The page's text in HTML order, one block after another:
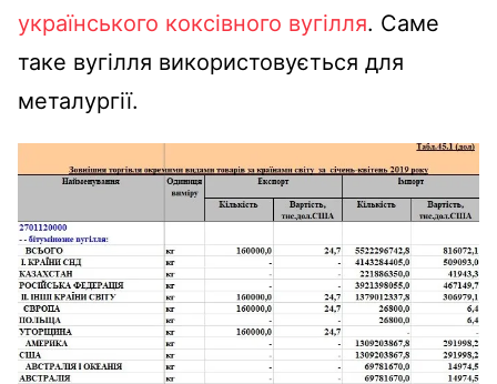
українського коксівного вугілля. Саме
таке вугілля використовується для
металургії.